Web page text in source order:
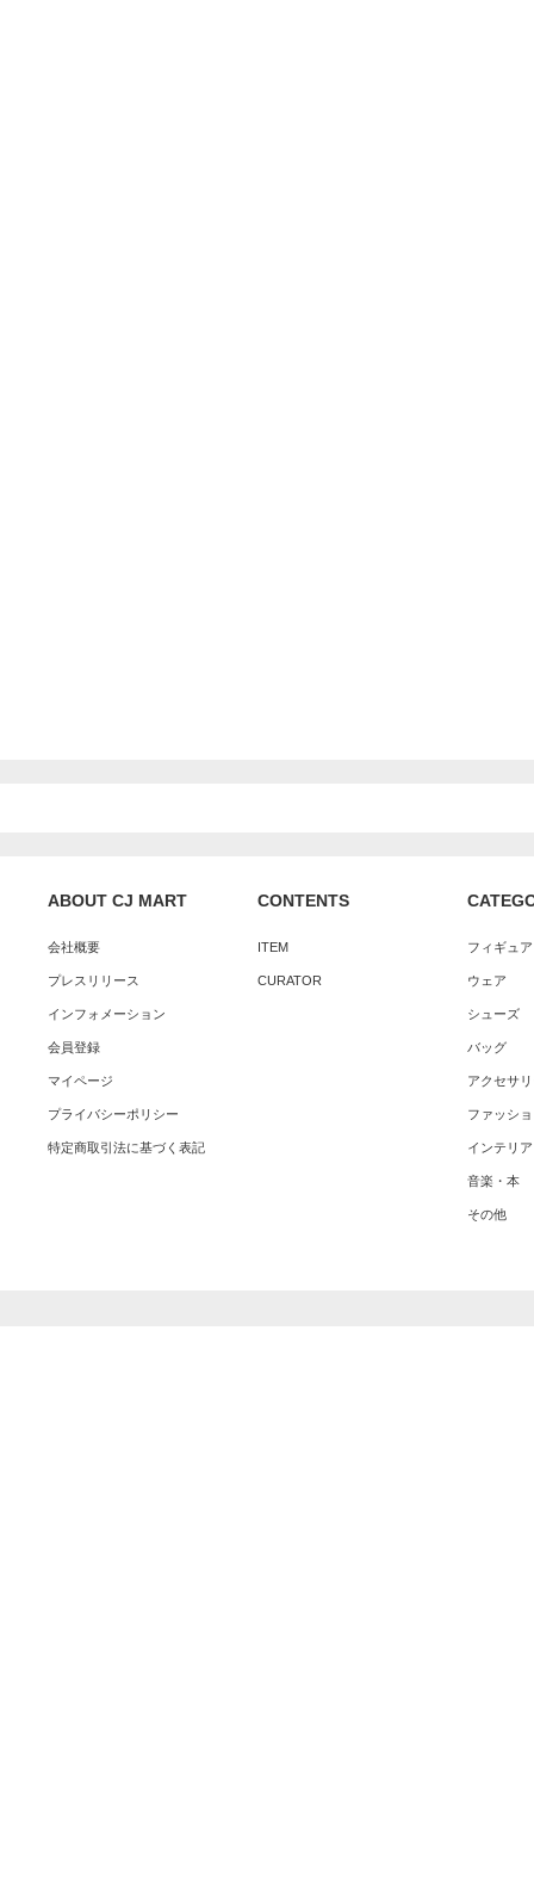
ABOUT CJ MART
会社概要
プレスリリース
インフォメーション
会員登録
マイページ
プライバシーポリシー
特定商取引法に基づく表記
CONTENTS
ITEM
CURATOR
フィギュ
ウェア
シューズ
バッグ
アクセサ
ファッシ
インテリア
音楽・本
その他